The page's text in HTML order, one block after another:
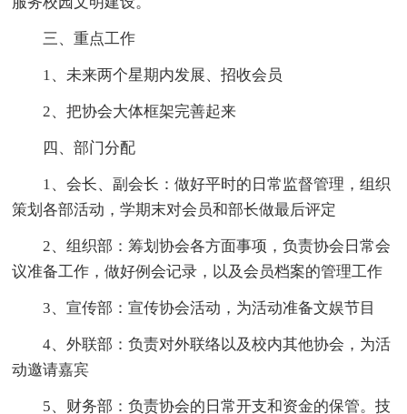
三、重点工作
1、未来两个星期内发展、招收会员
2、把协会大体框架完善起来
四、部门分配
1、会长、副会长：做好平时的日常监督管理，组织
策划各部活动，学期末对会员和部长做最后评定
2、组织部：筹划协会各方面事项，负责协会日常会
议准备工作，做好例会记录，以及会员档案的管理工作
3、宣传部：宣传协会活动，为活动准备文娱节目
4、外联部：负责对外联络以及校内其他协会，为活
动邀请嘉宾
5、财务部：负责协会的日常开支和资金的保管。技